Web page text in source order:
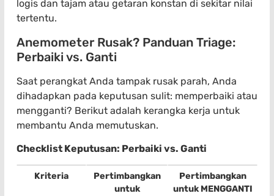
logis dan tajam atau getaran konstan di sekitar nilai
tertentu.
Anemometer Rusak? Panduan Triage:
Perbaiki vs. Ganti
Saat perangkat Anda tampak rusak parah, Anda
dihadapkan pada keputusan sulit: memperbaiki atau
mengganti? Berikut adalah kerangka kerja untuk
membantu Anda memutuskan.
Checklist Keputusan: Perbaiki vs. Ganti
Kriteria
Pertimbangkan
untuk
Pertimbangkan
untuk MENGGANTI